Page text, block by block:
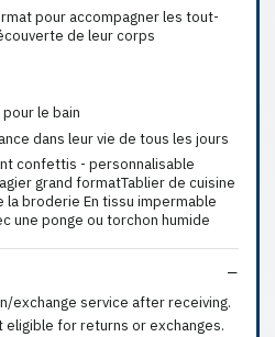
pour accompagner les tout-
de leur corps
le bain
dans leur vie de tous les jours
confettis - personnalisable
grand formatTablier de cuisine
broderie En tissu impermable
une ponge ou torchon humide
exchange service after receiving.
eligible for returns or exchanges.